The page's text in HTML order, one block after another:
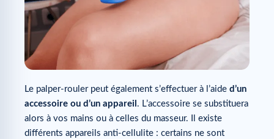
Le palper-rouler peut également s’effectuer à l’aide d’un
accessoire ou d’un appareil . L’accessoire se substituera
alors à vos mains ou à celles du masseur. Il existe
différents appareils anti-cellulite : certains ne sont